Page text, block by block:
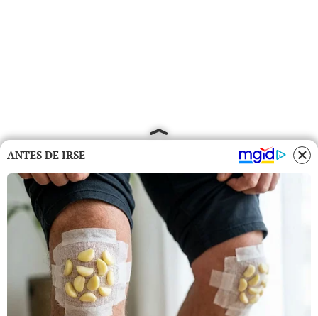
ANTES DE IRSE